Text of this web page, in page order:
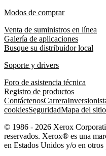
Modos de comprar
Venta de suministros en línea
Galería de aplicaciones
Busque su distribuidor local
Soporte y drivers
Foro de asistencia técnica
Registro de productos
ContáctenosCarrera
cookiesSeguridadMapa del sitio
© 1986 - 2026 Xerox
reservados. Xerox® es una
en Estados Unidos y/o en otros